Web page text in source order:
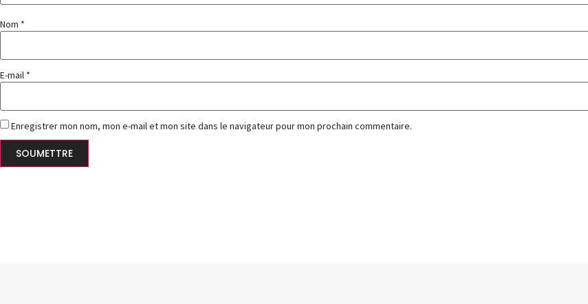
Nom *
E-mail *
Enregistrer mon nom, mon e-mail et mon site dans le navigateur pour mon prochain commentaire.